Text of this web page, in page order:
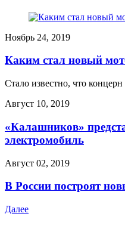
Ноябрь 24, 2019
Каким стал новый
Стало известно, что концерн
Август 10, 2019
«Калашников»
электромобиль
Август 02, 2019
В России построят
Далее